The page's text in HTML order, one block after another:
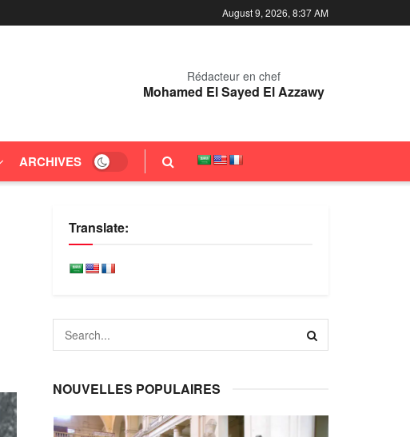
August 9, 2026, 8:37 AM
Rédacteur en chef
Mohamed El Sayed El Azzawy
ARCHIVES
Translate:
NOUVELLES POPULAIRES